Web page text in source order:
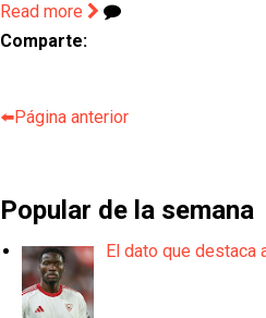
Read more
Comparte:
⬅️Página anterior
Popular de la semana
El dato que destaca